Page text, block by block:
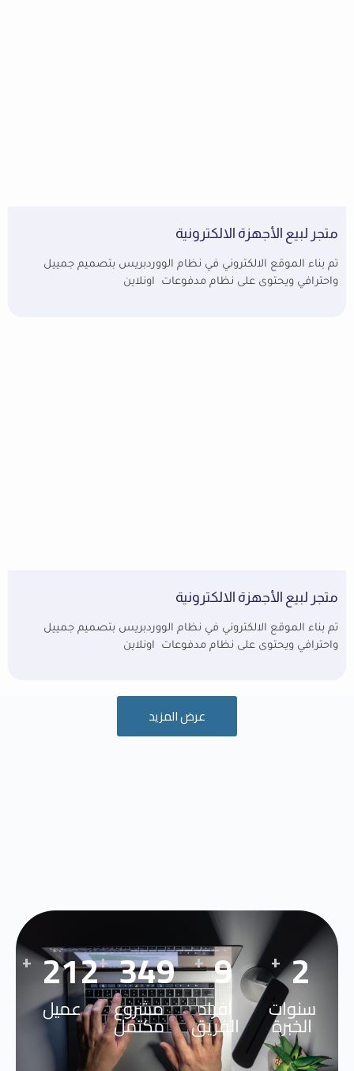
متجر لبيع الأجهزة الالكترونية
تم بناء الموقع الالكتروني في نظام الووردبريس بتصميم جمييل
واحترافي ويحتوى على نظام مدفوعات اونلاين
متجر لبيع الأجهزة الالكترونية
تم بناء الموقع الالكتروني في نظام الووردبريس بتصميم جمييل
واحترافي ويحتوى على نظام مدفوعات اونلاين
عرض المزيد
3
+
سنوات
الخبرة
12
+
افراد
الفريق
449
+
مشروع
مكتمل
270
+
عميل